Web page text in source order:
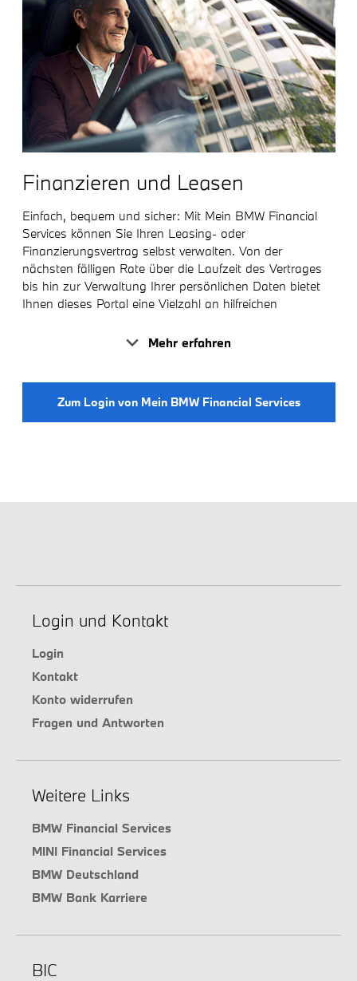
Finanzieren und Leasen
Einfach, bequem und sicher: Mit Mein BMW Financial
Services können Sie Ihren Leasing- oder
Finanzierungsvertrag selbst verwalten. Von der
nächsten fälligen Rate über die Laufzeit des Vertrages
bis hin zur Verwaltung Ihrer persönlichen Daten bietet
Ihnen dieses Portal eine Vielzahl an hilfreichen
Mehr erfahren
Zum Login von Mein BMW Financial Services
Login und Kontakt
Login
Kontakt
Konto widerrufen
Fragen und Antworten
Weitere Links
BMW Financial Services
MINI Financial Services
BMW Deutschland
BMW Bank Karriere
BIC